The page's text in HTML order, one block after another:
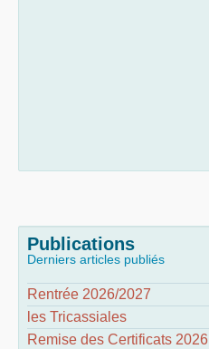
Publications
Derniers articles publiés
Rentrée 2026/2027
les Tricassiales
Remise des Certificats 2026